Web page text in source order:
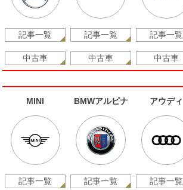
記事一覧
中古車
記事一覧
中古車
記事一覧
中古車
MINI
記事一覧
BMWアルピナ
記事一覧
アウディ
記事一覧